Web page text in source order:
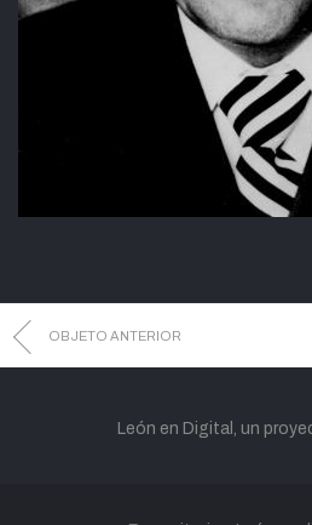
OBJETO ANTERIOR
León en Digital, un